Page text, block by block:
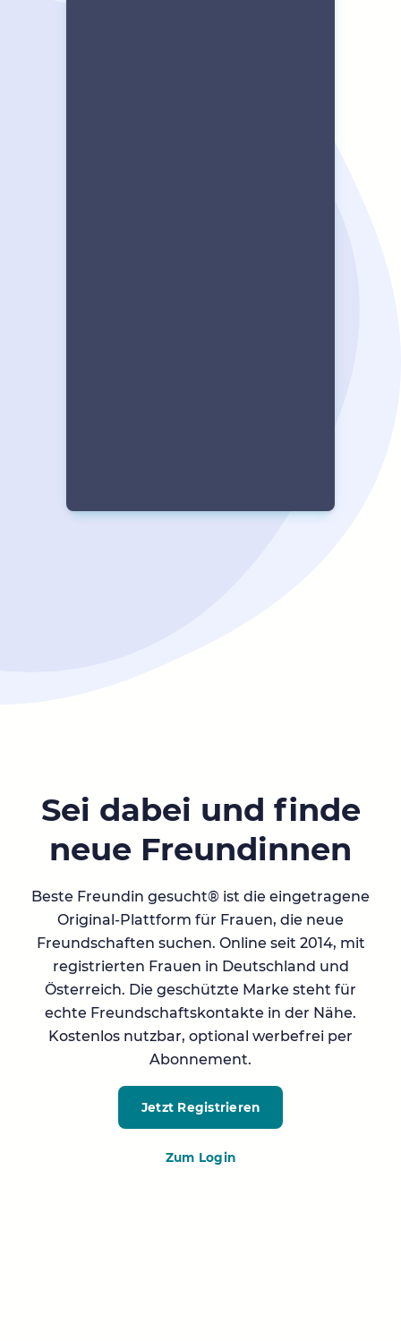
Sei dabei und finde
neue Freundinnen
Beste Freundin gesucht® ist die eingetragene
Original-Plattform für Frauen, die neue
Freundschaften suchen. Online seit 2014, mit
registrierten Frauen in Deutschland und
Österreich. Die geschützte Marke steht für
echte Freundschaftskontakte in der Nähe.
Kostenlos nutzbar, optional werbefrei per
Abonnement.
Jetzt Registrieren
Zum Login